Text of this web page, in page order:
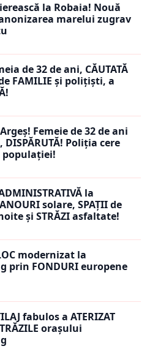
la Robaia! Nouă
marelui zugrav
de 32 de ani, CĂUTATĂ
FAMILIE și polițiști, a
Femeie de 32 de ani
Poliția cere
populației!
la
solare, SPAȚII de
și STRĂZI asfaltate!
modernizat la
prin FONDURI europene
fabulos a ATERIZAT
orașului